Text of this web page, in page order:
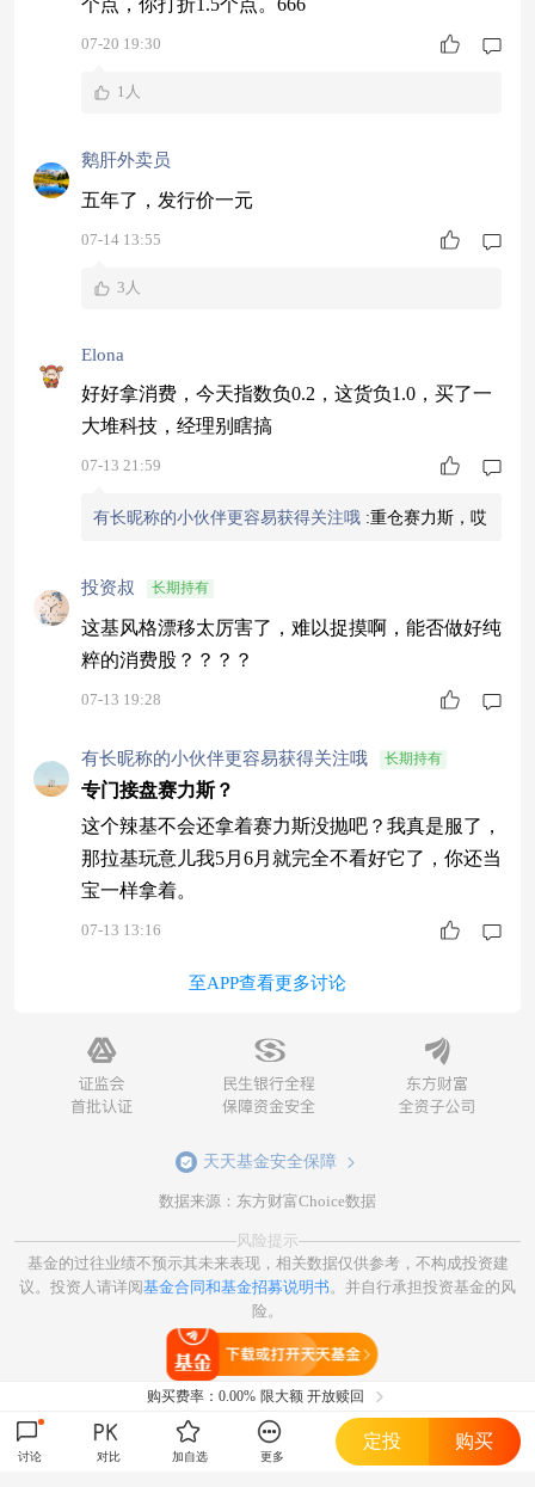
个点，你打折1.5个点。666
07-20 19:30
1人
鹅肝外卖员
五年了，发行价一元
07-14 13:55
3人
Elona
好好拿消费，今天指数负0.2，这货负1.0，买了一
大堆科技，经理别瞎搞
07-13 21:59
有长昵称的小伙伴更容易获得关注哦 :重仓赛力斯，哎
投资叔 长期持有
这基风格漂移太厉害了，难以捉摸啊，能否做好纯
粹的消费股？？？？
07-13 19:28
有长昵称的小伙伴更容易获得关注哦 长期持有
专门接盘赛力斯？
这个辣基不会还拿着赛力斯没抛吧？我真是服了，
那拉基玩意儿我5月6月就完全不看好它了，你还当
宝一样拿着。
07-13 13:16
至APP查看更多讨论
天天基金安全保障
数据来源：东方财富Choice数据
风险提示
基金的过往业绩不预示其未来表现，相关数据仅供参考，不构成投资建
议。投资人请详阅基金合同和基金招募说明书。并自行承担投资基金的风
险。
购买费率： 0.00% 限大额 开放赎回
讨论 对比 加自选 更多
定投 购买
打开天天基金